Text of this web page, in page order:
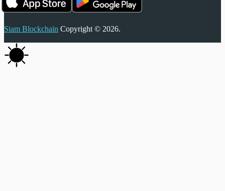
Siam Blockchain Copyright © 2026.